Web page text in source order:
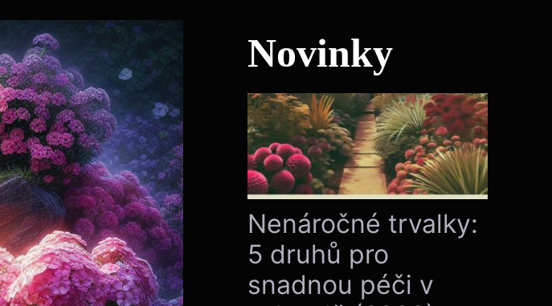
Novinky
Nenáročné trvalky:
5 druhů pro
snadnou péči v